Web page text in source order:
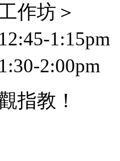
作坊＞
1:15pm
2:00pm
指教！